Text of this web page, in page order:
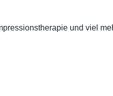
und viel